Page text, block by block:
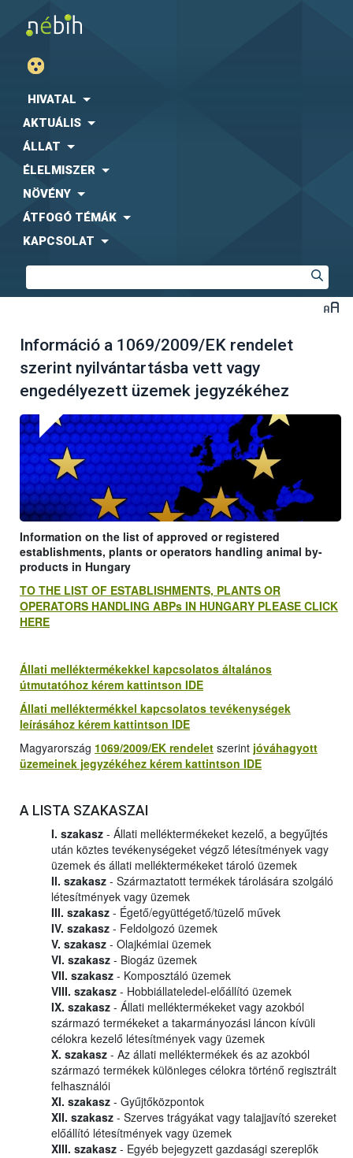
HIVATAL
AKTUÁLIS
ÁLLAT
ÉLELMISZER
NÖVÉNY
ÁTFOGÓ TÉMÁK
KAPCSOLAT
Információ a 1069/2009/EK rendelet
szerint nyilvántartásba vett vagy
engedélyezett üzemek jegyzékéhez
Information on the list of approved or registered
establishments, plants or operators handling animal by-
products in Hungary
TO THE LIST OF ESTABLISHMENTS, PLANTS OR
OPERATORS HANDLING ABPs IN HUNGARY PLEASE CLICK
HERE
Állati melléktermékekkel kapcsolatos általános
útmutatóhoz kérem kattintson IDE
Állati melléktermékkel kapcsolatos tevékenységek
leírásához kérem kattintson IDE
Magyarország 1069/2009/EK rendelet szerint jóváhagyott
üzemeinek jegyzékéhez kérem kattintson IDE
A LISTA SZAKASZAI
I. szakasz - Állati melléktermékeket kezelő, a begyűjtés
után köztes tevékenységeket végző létesítmények vagy
üzemek és állati melléktermékeket tároló üzemek
II. szakasz - Származtatott termékek tárolására szolgáló
létesítmények vagy üzemek
III. szakasz - Égető/együttégető/tüzelő művek
IV. szakasz - Feldolgozó üzemek
V. szakasz - Olajkémiai üzemek
VI. szakasz - Biogáz üzemek
VII. szakasz - Komposztáló üzemek
VIII. szakasz - Hobbiállateledel-előállító üzemek
IX. szakasz - Állati melléktermékeket vagy azokból
származó termékeket a takarmányozási láncon kívüli
célokra kezelő létesítmények vagy üzemek
X. szakasz - Az állati melléktermékek és az azokból
származó termékek különleges célokra történő regisztrált
felhasználói
XI. szakasz - Gyűjtőközpontok
XII. szakasz - Szerves trágyákat vagy talajjavító szereket
előállító létesítmények vagy üzemek
XIII. szakasz - Egyéb bejegyzett gazdasági szereplők